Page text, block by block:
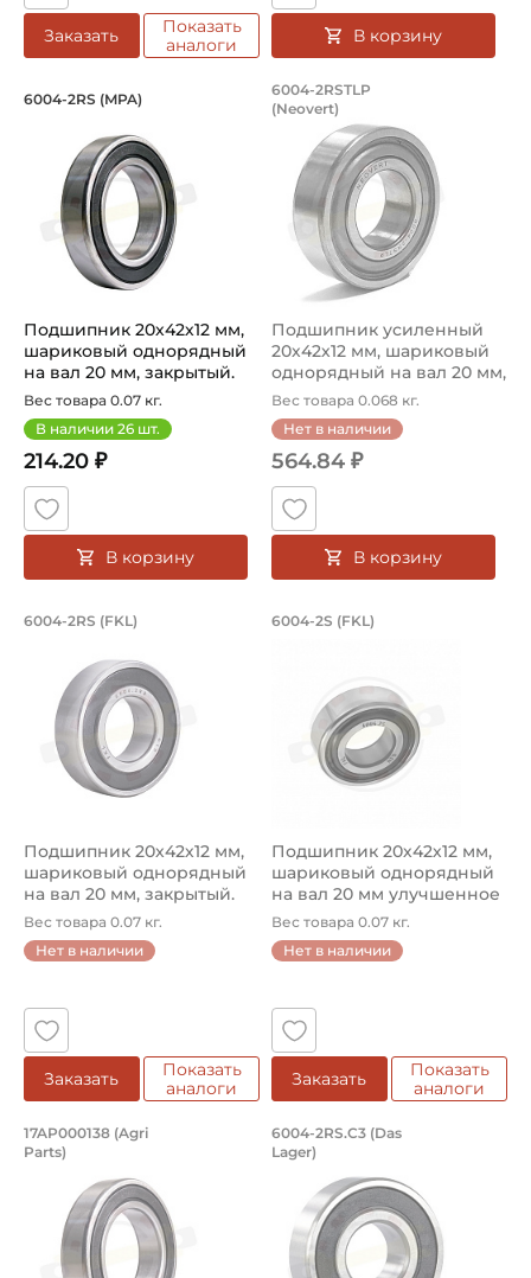
Заказать
Показать
аналоги
В корзину
Подшипник 20х42х12 мм, шариковый
Подшипник 6004-2RS - шариковый однорядный на вал
6004-2RS (MPA)
Подшипник 20х42х12 мм,
шариковый однорядный
на вал 20 мм, закрытый.
Арт...
Вес товара 0.07 кг.
В наличии 26 шт.
214.20 ₽
В корзину
Подшипник
Подшипник усиленный
6004-2RSTLP
(Neovert)
Подшипник усиленный
20х42х12 мм, шариковый
однорядный на вал 20 мм,
зак...
Вес товара 0.068 кг.
Нет в наличии
564.84 ₽
В корзину
Подшипник 20х42х12 мм, шариковый
6004-2RS (FKL)
Подшипник 20х42х12 мм,
шариковый однорядный
на вал 20 мм, закрытый.
Арт...
Вес товара 0.07 кг.
Нет в наличии
Заказать
Показать
аналоги
Подшипник
6004-2S (FKL)
Подшипник 20х42х12 мм,
шариковый однорядный
на вал 20 мм улучшенное
упл...
Вес товара 0.07 кг.
Нет в наличии
Заказать
Показать
аналоги
Подшипник 20х42х12 мм, шариковый
Подшипник 17AP000138 Agri Parts, шариковый
17AP000138 (Agri
Parts)
Подшипник
Подшипник шариковый
6004-2RS.C3 (Das
Lager)